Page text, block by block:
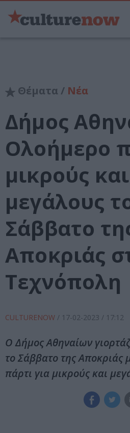
Θέματα / Νέα
Δήμος
Ολοήμερο
μικρούς και
μεγάλους
Σάββατο
Αποκριάς
Τεχνόπολη
CULTURENOW / 17-02-2023 / 17:12
Ο Δήμος Αθηναίων
το Σάββατο της Αποκριάς
πάρτι για μικρούς και